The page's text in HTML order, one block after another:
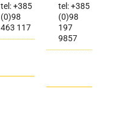
tel: +385
(0)98
463 117
tel: +385
(0)98
197
9857